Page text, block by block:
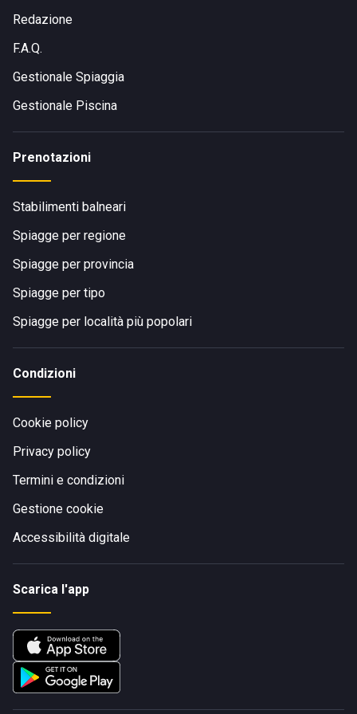
Redazione
F.A.Q.
Gestionale Spiaggia
Gestionale Piscina
Prenotazioni
Stabilimenti balneari
Spiagge per regione
Spiagge per provincia
Spiagge per tipo
Spiagge per località più popolari
Condizioni
Cookie policy
Privacy policy
Termini e condizioni
Gestione cookie
Accessibilità digitale
Scarica l'app